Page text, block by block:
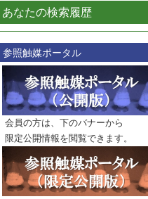
必ず含む
巻・号指定
巻
号
範囲指定
巻
号～
巻
号
触媒年鑑
年度
記事種別
マーク：
マークあり
あなたの検索履歴
参照触媒ポータル
会員の方は、下のバナーから
限定公開情報を閲覧できます。